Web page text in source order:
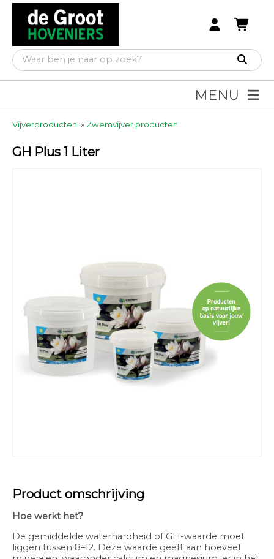
MENU
Vijverproducten » Zwemvijver producten
GH Plus 1 Liter
Product omschrijving
Hoe werkt het?
De gemiddelde waterhardheid of GH-waarde moet
liggen tussen 8–12. Deze waarde geeft aan hoeveel